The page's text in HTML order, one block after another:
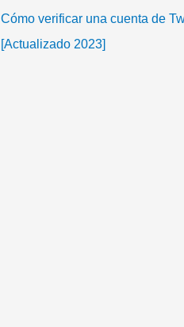
Cómo verificar una cuenta de
[Actualizado 2023]